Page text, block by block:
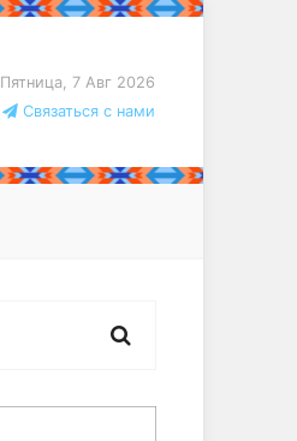
Пятница, 7 Авг 2026
Связаться с нами